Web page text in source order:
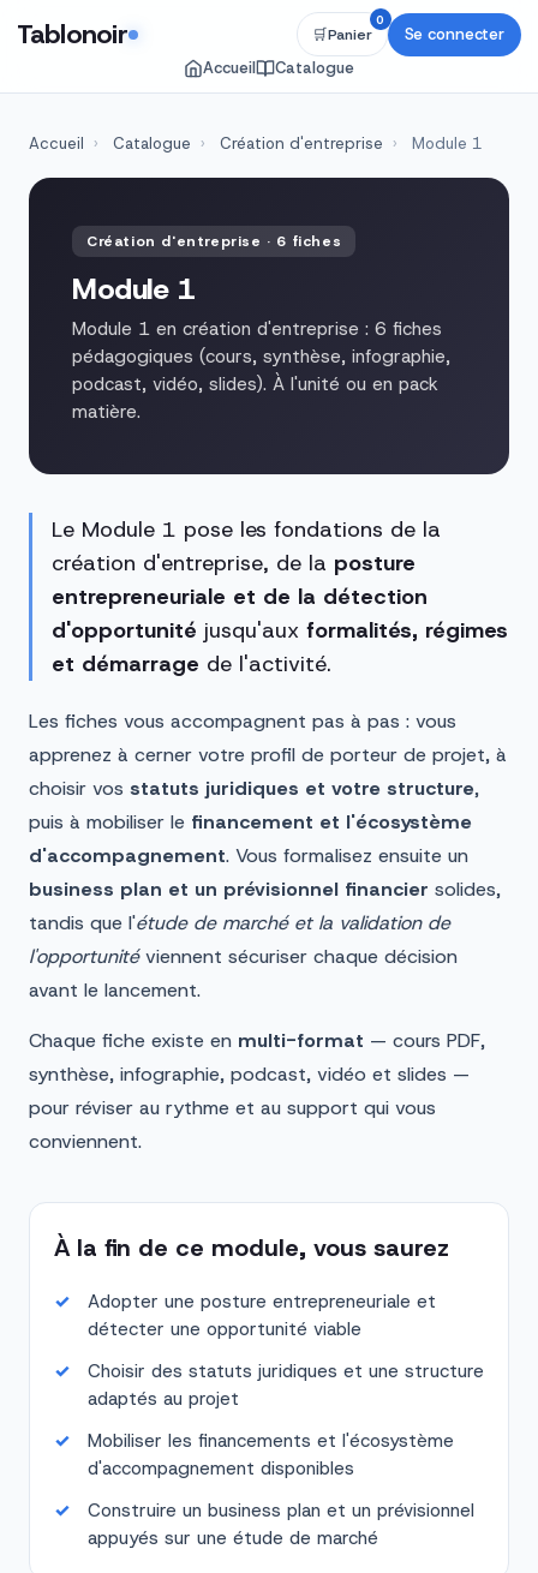
Tablonoir
Accueil Catalogue
🛒Panier
0
Se connecter
Accueil › Catalogue › Création d'entreprise › Module 1
Création d'entreprise · 6 fiches
Module 1
Module 1 en création d'entreprise : 6 fiches
pédagogiques (cours, synthèse, infographie,
podcast, vidéo, slides). À l'unité ou en pack
matière.
Le Module 1 pose les fondations de la
création d'entreprise, de la posture
entrepreneuriale et de la détection
d'opportunité jusqu'aux formalités, régimes
et démarrage de l'activité.
Les fiches vous accompagnent pas à pas : vous
apprenez à cerner votre profil de porteur de projet, à
choisir vos statuts juridiques et votre structure,
puis à mobiliser le financement et l'écosystème
d'accompagnement. Vous formalisez ensuite un
business plan et un prévisionnel financier solides,
tandis que l'étude de marché et la validation de
l'opportunitéviennent sécuriser chaque décision
avant le lancement.
Chaque fiche existe en multi-format — cours PDF,
synthèse, infographie, podcast, vidéo et slides —
pour réviser au rythme et au support qui vous
conviennent.
À la fin de ce module, vous saurez
Adopter une posture entrepreneuriale et
détecter une opportunité viable
Choisir des statuts juridiques et une structure
adaptés au projet
Mobiliser les financements et l'écosystème
d'accompagnement disponibles
Construire un business plan et un prévisionnel
appuyés sur une étude de marché